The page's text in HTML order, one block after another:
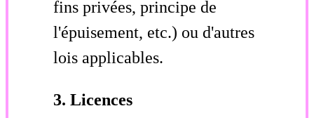
fins privées, principe de
l'épuisement, etc.) ou d'autres
lois applicables.
3. Licences